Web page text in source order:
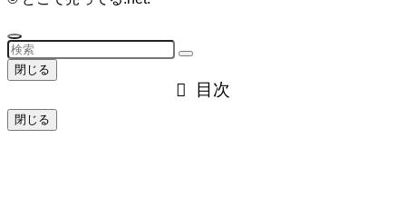
閉じる
目次
閉じる